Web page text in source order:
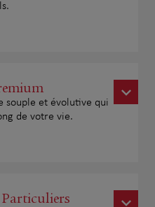
souple et évolutive qui
de votre vie.
Particuliers